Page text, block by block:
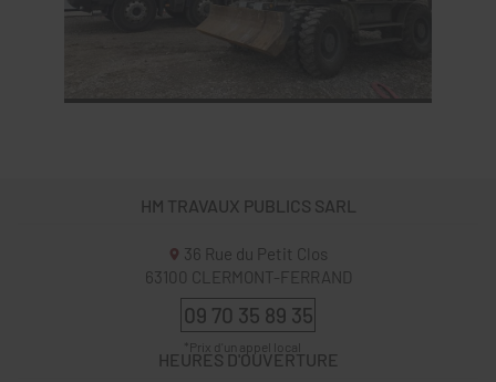
HM TRAVAUX PUBLICS SARL
36 Rue du Petit Clos
63100 CLERMONT-FERRAND
09 70 35 89 35
HEURES D'OUVERTURE